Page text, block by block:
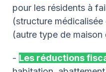
pour les résidents à
(structure
(autre type de maison
- Les réductions